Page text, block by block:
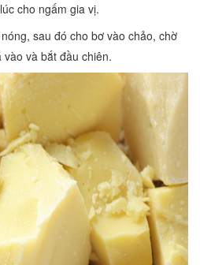
cho ngấm gia vị.
sau đó cho bơ vào chảo, chờ
và bắt đầu chiên.